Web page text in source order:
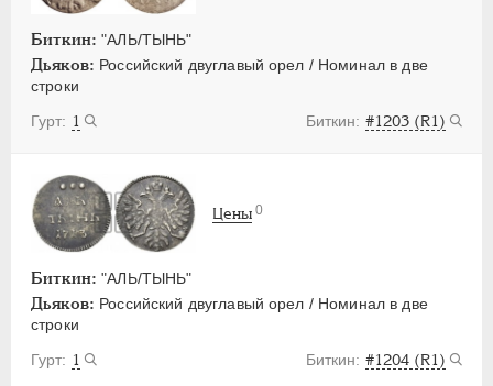
Биткин: "АЛЬ/ТЫНЬ"
Дьяков: Российский двуглавый орел / Номинал в две
строки
1
#1203 (R1)
Биткин: "АЛЬ/ТЫНЬ"
Дьяков: Российский двуглавый орел / Номинал в две
строки
1
#1204 (R1)
Цены 0